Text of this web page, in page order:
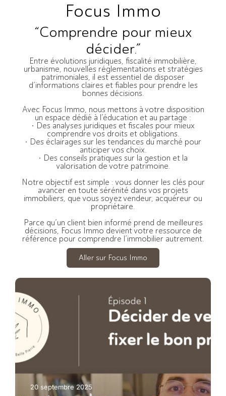
Focus Immo
“Comprendre pour mieux
décider.”
Entre évolutions juridiques, fiscalité immobilière,
urbanisme, nouvelles réglementations et stratégies
patrimoniales, il est essentiel de disposer
d’informations claires et fiables pour prendre les
bonnes décisions.
Avec Focus Immo, nous mettons à votre disposition
un espace dédié à l’éducation et au partage :
• Des analyses juridiques et fiscales pour mieux
comprendre vos droits et obligations.
• Des éclairages sur les tendances du marché pour
anticiper vos choix.
• Des conseils pratiques sur la gestion et la
valorisation de votre patrimoine.
Notre objectif est simple : vous donner les clés pour
avancer en toute sérénité dans vos projets
immobiliers, que vous soyez vendeur, acquéreur ou
propriétaire.
Parce qu’un client bien informé prend de meilleures
décisions, Focus Immo devient votre ressource de
référence pour comprendre l’immobilier autrement.
Aller sur Focus Immo
20 septembre 2025